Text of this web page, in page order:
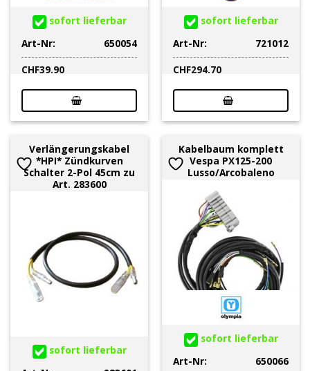
sofort lieferbar
Art-Nr:
650054
CHF39.90
sofort lieferbar
Art-Nr:
721012
CHF294.70
Verlängerungskabel
*HPI* Zündkurven
Schalter 2-Pol 45cm zu
Art. 283600
sofort lieferbar
Kabelbaum komplett
Vespa PX125-200
Lusso/Arcobaleno
sofort lieferbar
Art-Nr:
650066